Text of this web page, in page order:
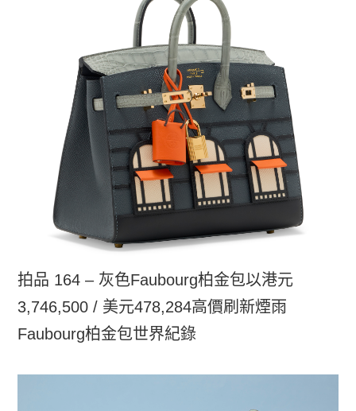
拍品 164 – 灰色Faubourg柏金包以港元
3,746,500 / 美元478,284高價刷新煙雨
Faubourg柏金包世界紀錄